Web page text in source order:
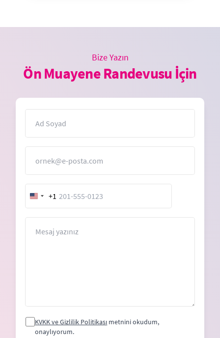
Bize Yazın
Ön Muayene Randevusu İçin
United
States
+1
KVKK ve Gizlilik Politikası metnini okudum,
onaylıyorum.